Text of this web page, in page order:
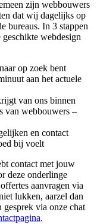
zijn webbouwers
dat wij dagelijks op
bureaus. In 3 stappen
webdesign
op zoek bent
aan het actuele
van ons binnen
van webbouwers –
en contact
bij voelt
contact met jouw
deze onderlinge
aanvragen via
lukken, aarzel dan
gesprek via onze chat
.